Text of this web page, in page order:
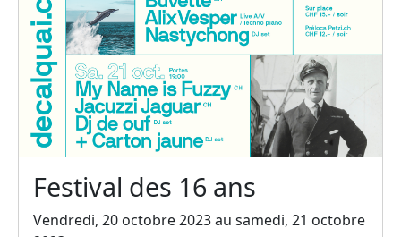
Festival des 16 ans
Vendredi, 20 octobre 2023 au samedi, 21 octobre